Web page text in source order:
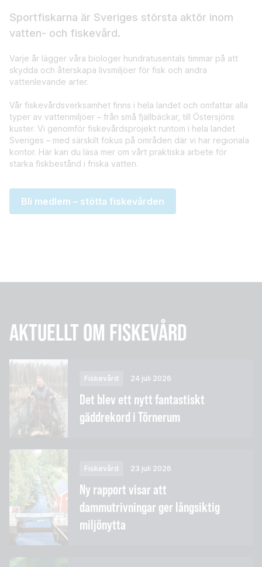
Sportfiskarna är Sveriges största aktör inom
vatten- och fiskevård.
Varje år lägger våra biologer hundratusentals timmar på att
skydda och återskapa livsmiljöer för fisk och andra
vattenlevande arter.
Vår fiskevårdsverksamhet finns i hela landet och omfattar alla
typer av vattenmiljöer – från små fjällbäckar, till Östersjöns
kuster. Vi genomför fiskevårdsprojekt runtom i hela landet
Sveriges – med särskilt fokus på områden där vi har regionala
kontor. Här kan du läsa mer om vårt praktiska arbete för
starka fiskbestånd i friska vatten.
Bli medlem – stötta fiskevården
AKTUELLT OM FISKEVÅRD
Fiskevård 24 juli 2026
Det blev ett nytt fantastiskt
gäddrekord i Törnerum
Fiskevård 23 juli 2026
Ny rapport visar att
dammutrivningar ger långsiktig
miljönytta